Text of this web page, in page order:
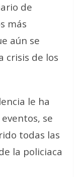
de
más
aún se
crisis de los
le ha
se
todas las
la policiaca